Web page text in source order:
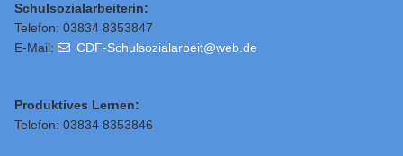
Schulsozialarbeiterin:
Telefon: 03834 8353847
E-Mail:
CDF-Schulsozialarbeit@web.de
Produktives Lernen:
Telefon: 03834 8353846